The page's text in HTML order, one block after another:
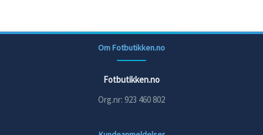
Om Fotbutikken.no
Fotbutikken.no
Org.nr: 923 460 802